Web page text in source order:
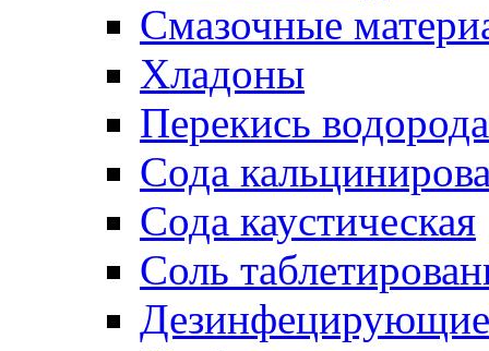
Смазочные
Хладоны
Перекись водорода
Сода
Сода каустическая
Соль
Дезинфецирующие